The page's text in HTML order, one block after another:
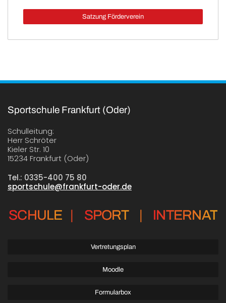
Satzung Förderverein
Sportschule Frankfurt (Oder)
Schulleitung:
Herr Schröter
Kieler Str. 10
15234 Frankfurt (Oder)
Tel.: 0335-400 75 80
sportschule@frankfurt-oder.de
SCHULE | SPORT| INTERNAT
Vertretungsplan
Moodle
Formularbox